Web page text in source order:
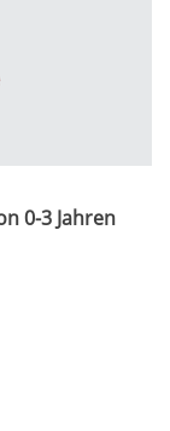
0-3 Jahren